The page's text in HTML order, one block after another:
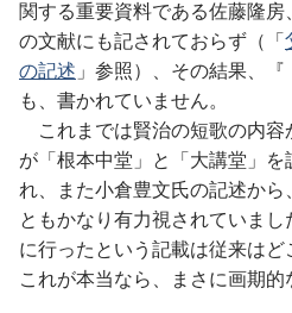
関する重要資料である佐藤隆
の文献にも記されておらず（「
の記述 」参照）、その結果、
も、書かれていません。
これまでは賢治の短歌の内容
が「根本中堂」と「大講堂」
れ、また小倉豊文氏の記述から
ともかなり有力視されていまし
に行ったという記載は従来はど
これが本当なら、まさに画期的